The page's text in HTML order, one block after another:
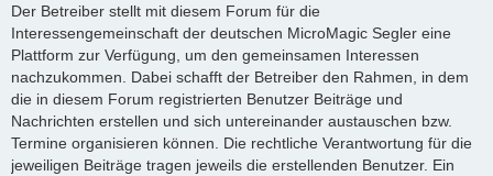
Der Betreiber stellt mit diesem Forum für die
Interessengemeinschaft der deutschen MicroMagic Segler eine
Plattform zur Verfügung, um den gemeinsamen Interessen
nachzukommen. Dabei schafft der Betreiber den Rahmen, in dem
die in diesem Forum registrierten Benutzer Beiträge und
Nachrichten erstellen und sich untereinander austauschen bzw.
Termine organisieren können. Die rechtliche Verantwortung für die
jeweiligen Beiträge tragen jeweils die erstellenden Benutzer. Ein